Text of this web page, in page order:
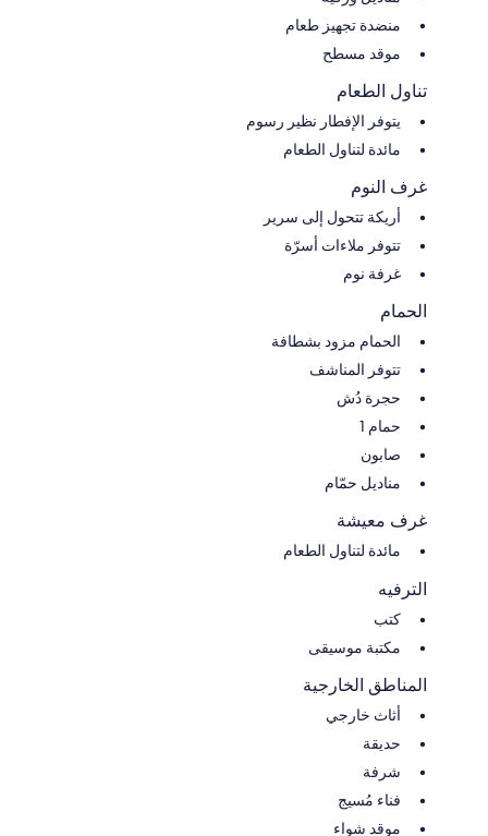
منضدة تجهيز طعام
موقد مسطح
تناول الطعام
يتوفر الإفطار نظير رسوم
مائدة لتناول الطعام
غرف النوم
أريكة تتحول إلى سرير
تتوفر ملاءات أسرّة
غرفة نوم
الحمام
الحمام مزود بشطافة
تتوفر المناشف
حجرة دُش
حمام 1
صابون
مناديل حمّام
غرف معيشة
مائدة لتناول الطعام
الترفيه
كتب
مكتبة موسيقى
المناطق الخارجية
أثاث خارجي
حديقة
شرفة
فناء مُسيج
موقد شواء